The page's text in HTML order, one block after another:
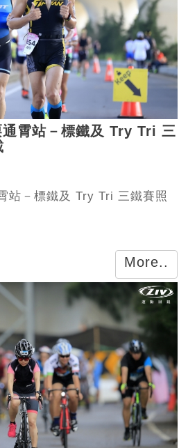
霄站－標鐵及 Try Tri 三
站－標鐵及 Try Tri 三鐵賽照
More..